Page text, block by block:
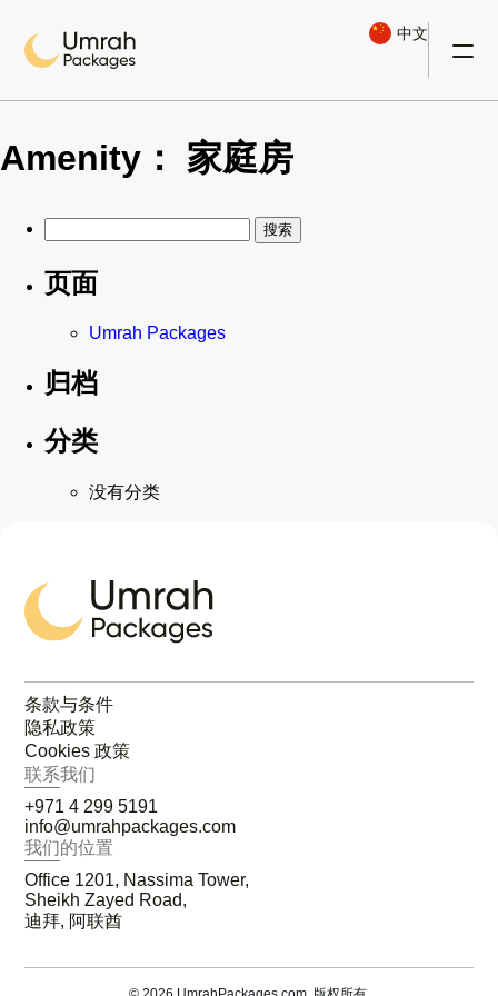
中文
Amenity： 家庭房
页面
Umrah Packages
归档
分类
没有分类
联系我们
+971 4 299 5191
info@umrahpackages.com
我们的位置
Office 1201, Nassima Tower,
Sheikh Zayed Road,
迪拜, 阿联酋
条款与条件
隐私政策
Cookies 政策